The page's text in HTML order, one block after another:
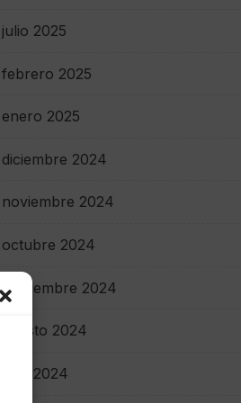
julio 2025
febrero 2025
enero 2025
diciembre 2024
noviembre 2024
octubre 2024
septiembre 2024
agosto 2024
julio 2024